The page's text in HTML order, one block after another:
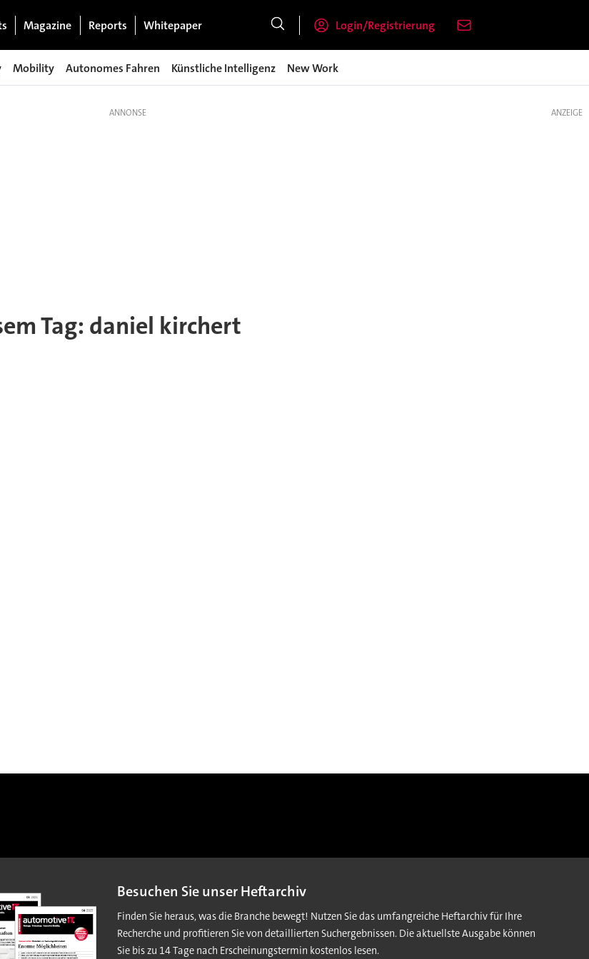
Magazine Reports Whitepaper Login/Registrierung
Mobility Autonomes Fahren Künstliche Intelligenz New Work
Tag: daniel kirchert
ANZEIGE
Besuchen Sie unser Heftarchiv
Finden Sie heraus, was die Branche bewegt! Nutzen Sie das umfangreiche Heftarchiv für Ihre
Recherche und profitieren Sie von detaillierten Suchergebnissen. Die aktuellste Ausgabe können
Sie bis zu 14 Tage nach Erscheinungstermin kostenlos lesen.